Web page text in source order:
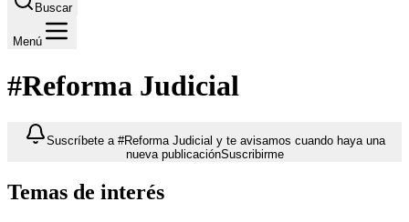
Buscar
Menú
#Reforma Judicial
Suscríbete a #Reforma Judicial y te avisamos cuando haya una
nueva publicaciónSuscribirme
Temas de interés